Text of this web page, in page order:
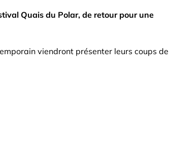
Quais du Polar, de retour pour une
viendront présenter leurs coups de